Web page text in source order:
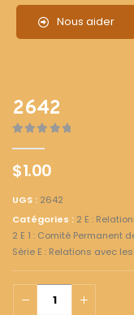
Nous aider
2642
$1.00
UGS : 2642
Catégories : 2 E :
2 E 1 : Comité Permanent
Série E : Relations avec